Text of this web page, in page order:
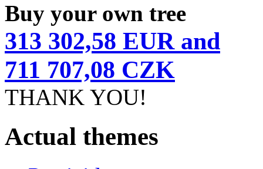
Buy your own tree
313 302,58 EUR and
711 707,08 CZK
THANK YOU!
Actual themes